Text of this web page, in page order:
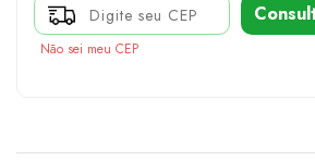
Não sei meu CEP